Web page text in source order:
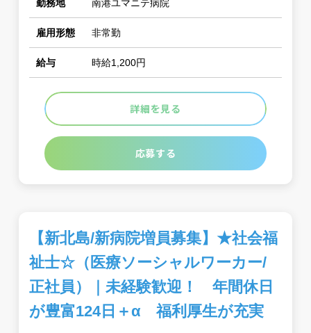
勤務地 南港ユマニテ病院
雇用形態 非常勤
給与 時給1,200円
詳細を見る
応募する
【新北島/新病院増員募集】★社会福
祉士☆（医療ソーシャルワーカー/
正社員）｜未経験歓迎！ 年間休日
が豊富124日＋α 福利厚生が充実